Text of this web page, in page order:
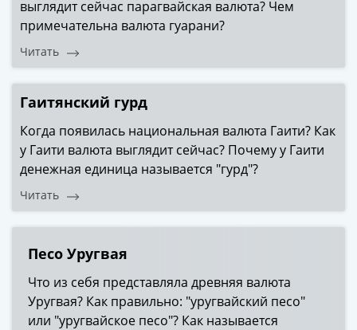
Облигации
Чеки
купоны
ВНЕШПОСЫЛТОРГ
Дорожные
Круизные
Отрезные
Отрезные
(серия
Другие
Наборы
выглядит сейчас парагвайская валюта? Чем
примечательна валюта гуарани?
Читать
Гаитянский гурд
Когда появилась национальная валюта Гаити? Как
у Гаити валюта выглядит сейчас? Почему у Гаити
денежная единица называется "гурд"?
Читать
Песо Уругвая
Что из себя представляла древняя валюта
Уругвая? Как правильно: "уругвайский песо"
или "уругвайское песо"? Как называется